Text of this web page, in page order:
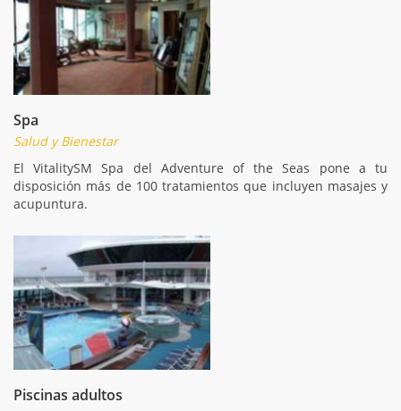
Spa
Salud y Bienestar
El VitalitySM Spa del Adventure of the Seas pone a tu
disposición más de 100 tratamientos que incluyen masajes y
acupuntura.
Piscinas adultos